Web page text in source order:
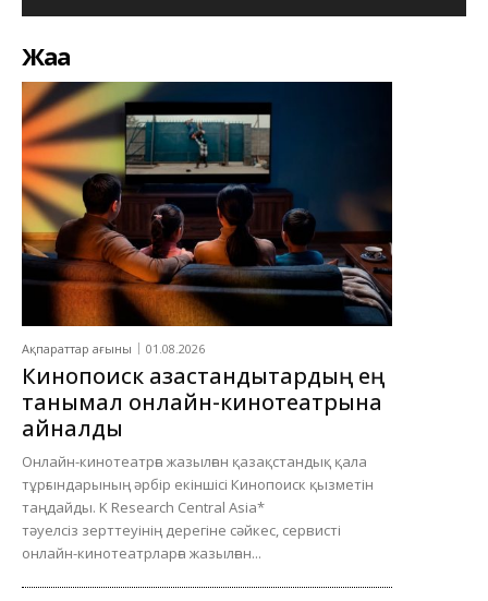
Жаңа
Ақпараттар ағыны 01.08.2026
Кинопоиск қазақстандықтардың ең
танымал онлайн-кинотеатрына
айналды
Онлайн-кинотеатрға жазылған қазақстандық қала
тұрғындарының әрбір екіншісі Кинопоиск қызметін
таңдайды. K Research Central Asia*
тәуелсіз зерттеуінің дерегіне сәйкес, сервисті
онлайн-кинотеатрларға жазылған...